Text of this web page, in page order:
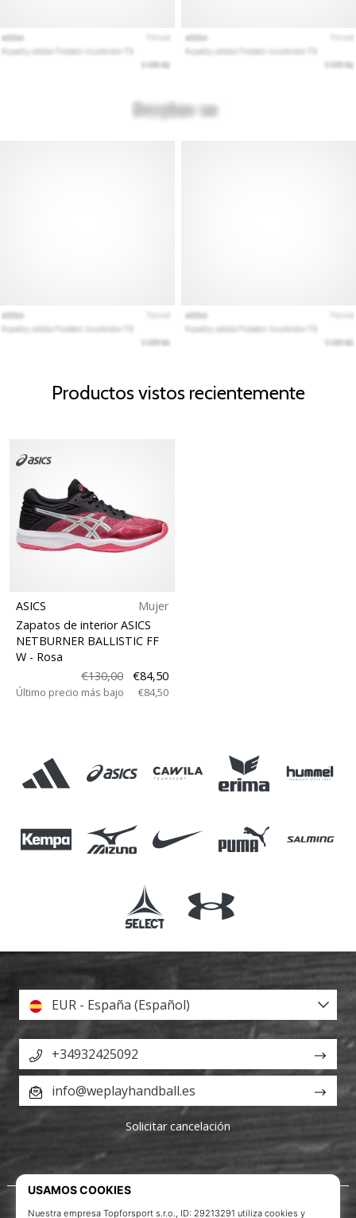
Productos vistos recientemente
ASICS
Mujer
Zapatos de interior ASICS
NETBURNER BALLISTIC FF
W - Rosa
€130,00
€84,50
Último precio más bajo €84,50
Acerca de nosotros
EUR - España (Español)
+34932425092
info@weplayhandball.es
Solicitar cancelación